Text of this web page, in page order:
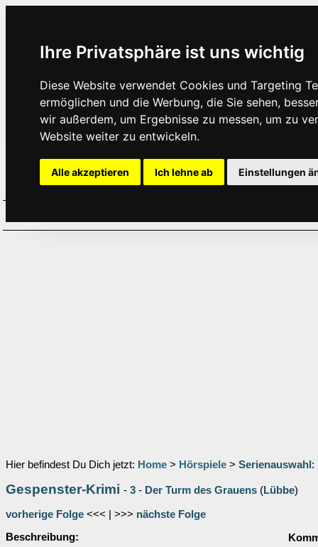
Ihre Privatsphäre ist uns wichtig
Diese Website verwendet Cookies und Targeting
ermöglichen und die Werbung, die Sie sehen,
wir außerdem, um Ergebnisse zu messen, um zu
Website weiter zu entwickeln.
Alle akzeptieren Ich lehne ab Einstellungen
Hier befindest Du Dich jetzt: Home > Hörspiele > Serienauswahl :
Gespenster-Krimi - 3 - Der Turm des Grauens (Lübbe)
vorherige Folge <<< | >>> nächste Folge
Beschreibung: